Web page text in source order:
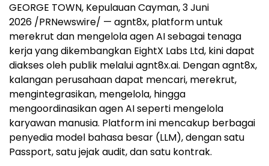
GEORGE TOWN, Kepulauan Cayman, 3 Juni
2026 /PRNewswire/ — agnt8x, platform untuk
merekrut dan mengelola agen AI sebagai tenaga
kerja yang dikembangkan EightX Labs Ltd, kini dapat
diakses oleh publik melalui agnt8x.ai. Dengan agnt8x,
kalangan perusahaan dapat mencari, merekrut,
mengintegrasikan, mengelola, hingga
mengoordinasikan agen AI seperti mengelola
karyawan manusia. Platform ini mencakup berbagai
penyedia model bahasa besar (LLM), dengan satu
Passport, satu jejak audit, dan satu kontrak.